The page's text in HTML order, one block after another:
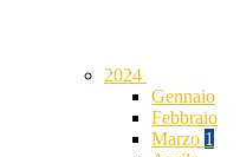
2024
Gennaio
Febbraio
Marzo 1